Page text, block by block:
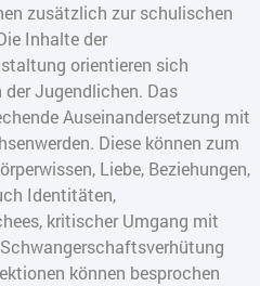
zusätzlich zur schulischen
Inhalte der
orientieren sich
Jugendlichen. Das
Auseinandersetzung mit
Diese können zum
Liebe, Beziehungen,
Identitäten,
kritischer Umgang mit
können besprochen